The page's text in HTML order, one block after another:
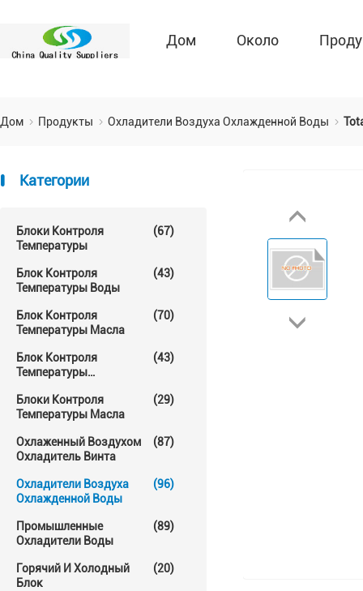
Дом Около
Дом Продукты Охладители Воздуха Охлажденной Воды
Категории
Блоки Контроля
Температуры
(67)
Блок Контроля
Температуры Воды
(43)
Блок Контроля
Температуры Масла
(70)
Блок Контроля
Температуры
(43)
Блоки Контроля
Температуры Масла
(29)
Охлаженный Воздухом
Охладитель Винта
(87)
Охладители Воздуха
Охлажденной Воды
(96)
Промышленные
Охладители Воды
(89)
Горячий И Холодный
Блок
(20)